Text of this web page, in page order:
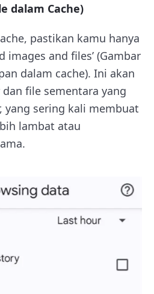
dalam Cache)
pastikan kamu hanya
images and files’ (Gambar
dalam cache). Ini akan
file sementara yang
yang sering kali membuat
lambat atau